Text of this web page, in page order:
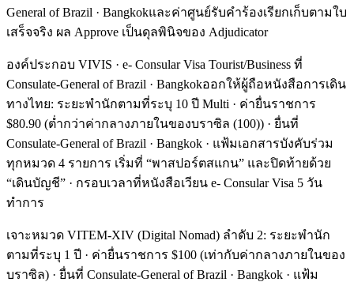
General of Brazil · Bangkokและค่าศูนย์รับคำร้องเรียกเก็บตามใบ
เสร็จจริง ผล Approve เป็นดุลพินิจของ Adjudicator
องค์ประกอบ VIVIS · e- Consular Visa Tourist/Business ที่
Consulate-General of Brazil · Bangkokออกให้ผู้ถือหนังสือการเดิน
ทางไทย: ระยะพำนักตามที่ระบุ 10 ปี Multi · ค่ายื่นราชการ
$80.90 (ต่ำกว่าค่ากลางภายในของบราซิล (100)) · ยื่นที่
Consulate-General of Brazil · Bangkok · แฟ้มเอกสารบังคับร่วม
ทุกหมวด 4 รายการ เริ่มที่ “พาสปอร์ตสแกน” และปิดท้ายด้วย
“เดินบัญชี” · กรอบเวลาที่หนังสือเวียน e- Consular Visa 5 วัน
ทำการ
เจาะหมวด VITEM-XIV (Digital Nomad) ลำดับ 2: ระยะพำนัก
ตามที่ระบุ 1 ปี · ค่ายื่นราชการ $100 (เท่ากับค่ากลางภายในของ
บราซิล) · ยื่นที่ Consulate-General of Brazil · Bangkok · แฟ้ม